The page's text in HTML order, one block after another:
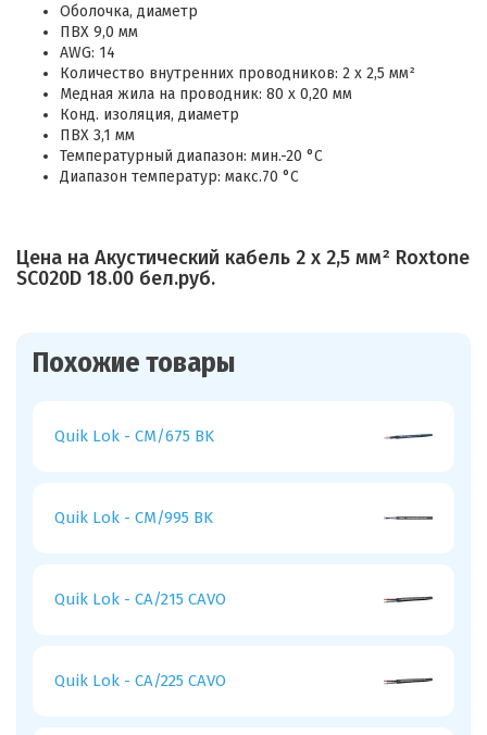
Оболочка, диаметр
ПВХ 9,0 мм
AWG: 14
Количество внутренних проводников: 2 x 2,5 мм²
Медная жила на проводник: 80 x 0,20 мм
Конд. изоляция, диаметр
ПВХ 3,1 мм
Температурный диапазон: мин.-20 °C
Диапазон температур: макс.70 °C
Цена на Акустический кабель 2 х 2,5 мм² Roxtone
SC020D 18.00 бел.руб.
Похожие товары
Quik Lok - CM/675 BK
Quik Lok - CM/995 BK
Quik Lok - CA/215 CAVO
Quik Lok - CA/225 CAVO